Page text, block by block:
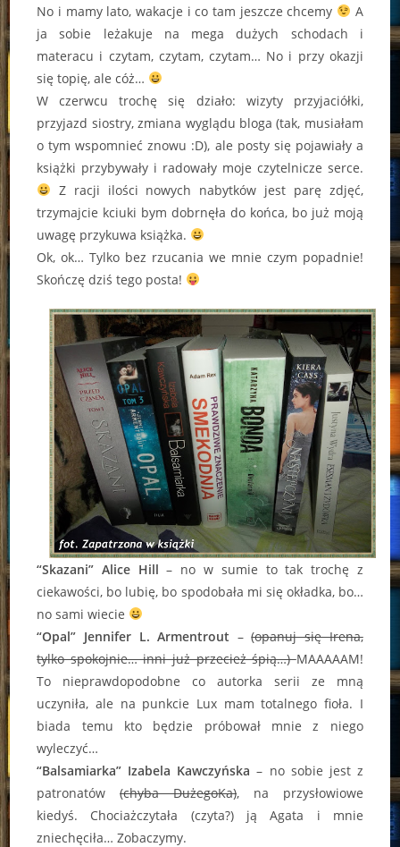
No i mamy lato, wakacje i co tam jeszcze chcemy
A
ja sobie leżakuje na mega dużych schodach i
materacu i czytam, czytam, czytam… No i przy okazji
się topię, ale cóż…
W czerwcu trochę się działo: wizyty przyjaciółki,
przyjazd siostry, zmiana wyglądu bloga (tak, musiałam
o tym wspomnieć znowu :D), ale posty się pojawiały a
książki przybywały i radowały moje czytelnicze serce.
Z racji ilości nowych nabytków jest parę zdjęć,
trzymajcie kciuki bym dobrnęła do końca, bo już moją
uwagę przykuwa książka.
Ok, ok… Tylko bez rzucania we mnie czym popadnie!
Skończę dziś tego posta!
“Skazani” Alice Hill – no w sumie to tak trochę z
ciekawości, bo lubię, bo spodobała mi się okładka, bo…
no sami wiecie
“Opal” Jennifer L. Armentrout –(opanuj się Irena,
tylko spokojnie… inni już przecież śpią…)MAAAAAM!
To nieprawdopodobne co autorka serii ze mną
uczyniła, ale na punkcie Lux mam totalnego fioła. I
biada temu kto będzie próbował mnie z niego
wyleczyć…
“Balsamiarka” Izabela Kawczyńska – no sobie jest z
patronatów(chyba DużegoKa), na przysłowiowe
kiedyś. Chociażczytała (czyta?) ją Agata i mnie
zniechęciła… Zobaczymy.